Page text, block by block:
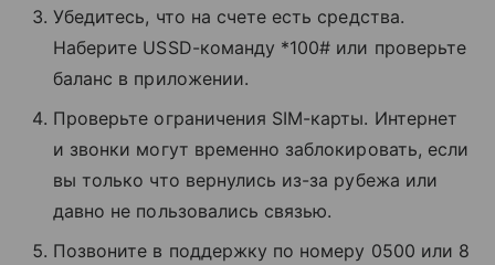
Убедитесь, что на счете есть средства.
Наберите USSD-команду *100# или проверьте
баланс в приложении.
Проверьте ограничения SIM-карты. Интернет
и звонки могут временно заблокировать, если
вы только что вернулись из-за рубежа или
давно не пользовались связью.
Позвоните в поддержку по номеру 0500 или 8